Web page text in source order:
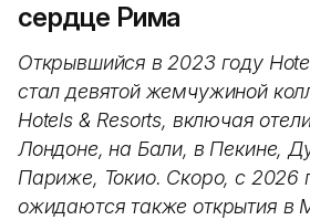
сердце Рима
Открывшийся в 2023 году
стал девятой жемчужиной
Hotels & Resorts, включая
Лондоне, на Бали, в Пекине,
Париже, Токио. Скоро, с 2026
ожидаются также открытия в